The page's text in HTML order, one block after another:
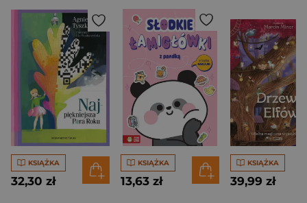
KSIĄŻKA
32,30 zł
KSIĄŻKA
13,63 zł
KSIĄŻKA
39,99 zł